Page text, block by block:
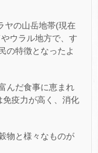
ヤの山岳地帯(現在
ウラル地方で、す
の特徴となったよ
んだ食事に恵まれ
免疫力が高く、消化
物と様々なものが